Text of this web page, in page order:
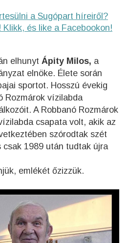
a Sugópart híreiről?
és like a Facebookon!
elhunyt Ápity Milos, a
elnöke. Élete során
sportot. Hosszú évekig
Rozmárok vízilabda
A Robbanó Rozmárok
csapata volt, akik az
szórodtak szét
csak 1989 után tudtak újra
emlékét őzizzük.